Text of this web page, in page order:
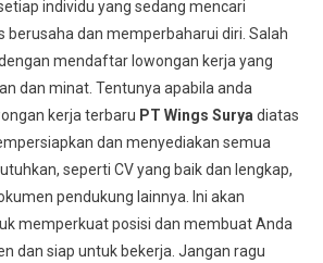
individu yang sedang mencari
berusaha dan memperbaharui diri. Salah
mendaftar lowongan kerja yang
dan minat. Tentunya apabila anda
kerja terbaru PT Wings Surya diatas
dan menyediakan semua
seperti CV yang baik dan lengkap,
pendukung lainnya. Ini akan
memperkuat posisi dan membuat Anda
dan siap untuk bekerja. Jangan ragu